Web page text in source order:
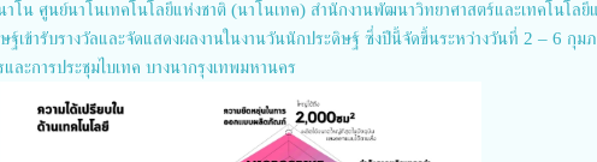
าโน ศูนย์นาโนเทคโนโลยีแห่งชาติ (นาโนเทค) สำนักงานพัฒนาวิทยาศาสตร์และเทคโนโลยี
ฐ์เข้ารับรางวัลและจัดแสดงผลงานในงานวันนักประดิษฐ์ ซึ่งปีนี้จัดขึ้นระหว่างวันที่ 2 – 6 กุม
ะการประชุมไบเทค บางนากรุงเทพมหานคร